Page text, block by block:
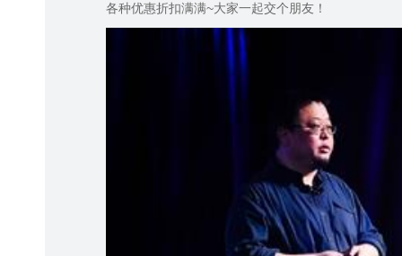
各种优惠折扣满满~大家一起交个朋友！